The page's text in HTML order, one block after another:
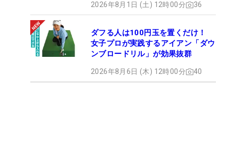
2026年8月1日 (土) 12時00分 36
ダフる人は100円玉を置くだけ！
女子プロが実践するアイアン「ダウ
ンブロードリル」が効果抜群
2026年8月6日 (木) 12時00分 40